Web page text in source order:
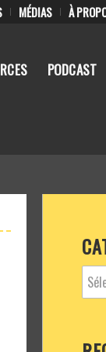
MÉDIAS À
PODCAST